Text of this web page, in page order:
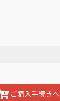
ご購入手続きへ